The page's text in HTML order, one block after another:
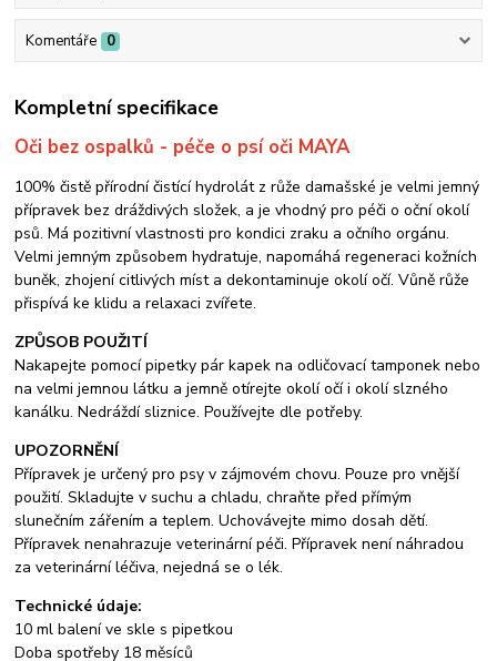
Komentáře 0
Kompletní specifikace
Oči bez ospalků - péče o psí oči MAYA
100% čistě přírodní čistící hydrolát z růže damašské je velmi jemný
přípravek bez dráždivých složek, a je vhodný pro péči o oční okolí
psů. Má pozitivní vlastnosti pro kondici zraku a očního orgánu.
Velmi jemným způsobem hydratuje, napomáhá regeneraci kožních
buněk, zhojení citlivých míst a dekontaminuje okolí očí. Vůně růže
přispívá ke klidu a relaxaci zvířete.
ZPŮSOB POUŽITÍ
Nakapejte pomocí pipetky pár kapek na odličovací tamponek nebo
na velmi jemnou látku a jemně otírejte okolí očí i okolí slzného
kanálku. Nedráždí sliznice. Používejte dle potřeby.
UPOZORNĚNÍ
Přípravek je určený pro psy v zájmovém chovu. Pouze pro vnější
použití. Skladujte v suchu a chladu, chraňte před přímým
slunečním zářením a teplem. Uchovávejte mimo dosah dětí.
Přípravek nenahrazuje veterinární péči. Přípravek není náhradou
za veterinární léčiva, nejedná se o lék.
Technické údaje:
10 ml balení ve skle s pipetkou
Doba spotřeby 18 měsíců